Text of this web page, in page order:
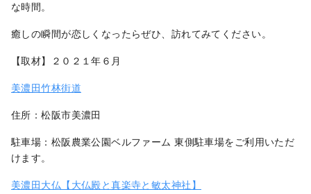
な時間。
癒しの瞬間が恋しくなったらぜひ、訪れてみてください。
【取材】２０２１年６月
美濃田竹林街道
住所：松阪市美濃田
駐車場：松阪農業公園ベルファーム 東側駐車場をご利用いただ
けます。
美濃田大仏【大仏殿と真楽寺と敏太神社】